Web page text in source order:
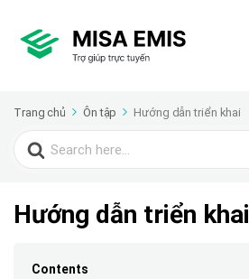
Trang chủ Ôn tập Hướng dẫn triển khai
Search
for:
Hướng dẫn triển khai
Contents